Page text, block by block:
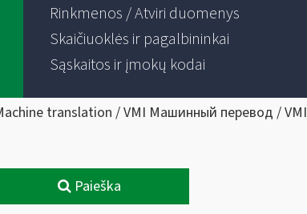
Rinkmenos / Atviri duomenys
Skaičiuoklės ir pagalbininkai
Sąskaitos ir įmokų kodai
translation / VMI Машинный перевод /
Paieška